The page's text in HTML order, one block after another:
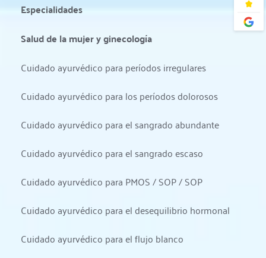
Especialidades
Salud de la mujer y ginecología
Cuidado ayurvédico para períodos irregulares
Cuidado ayurvédico para los períodos dolorosos
Cuidado ayurvédico para el sangrado abundante
Cuidado ayurvédico para el sangrado escaso
Cuidado ayurvédico para PMOS / SOP / SOP
Cuidado ayurvédico para el desequilibrio hormonal
Cuidado ayurvédico para el flujo blanco